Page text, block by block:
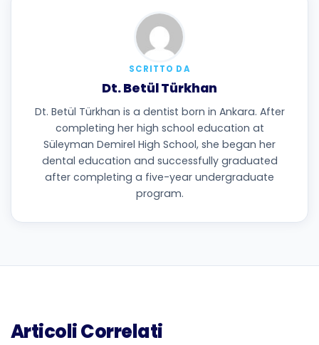
SCRITTO DA
Dt. Betül Türkhan
Dt. Betül Türkhan is a dentist born in Ankara. After
completing her high school education at
Süleyman Demirel High School, she began her
dental education and successfully graduated
after completing a five-year undergraduate
program.
Articoli Correlati